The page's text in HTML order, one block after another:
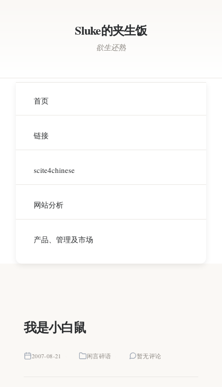
Sluke的夹生饭
欲生还熟
首页
链接
scite4chinese
网站分析
产品、管理及市场
我是小白鼠
2007-08-21 闲言碎语 暂无评论